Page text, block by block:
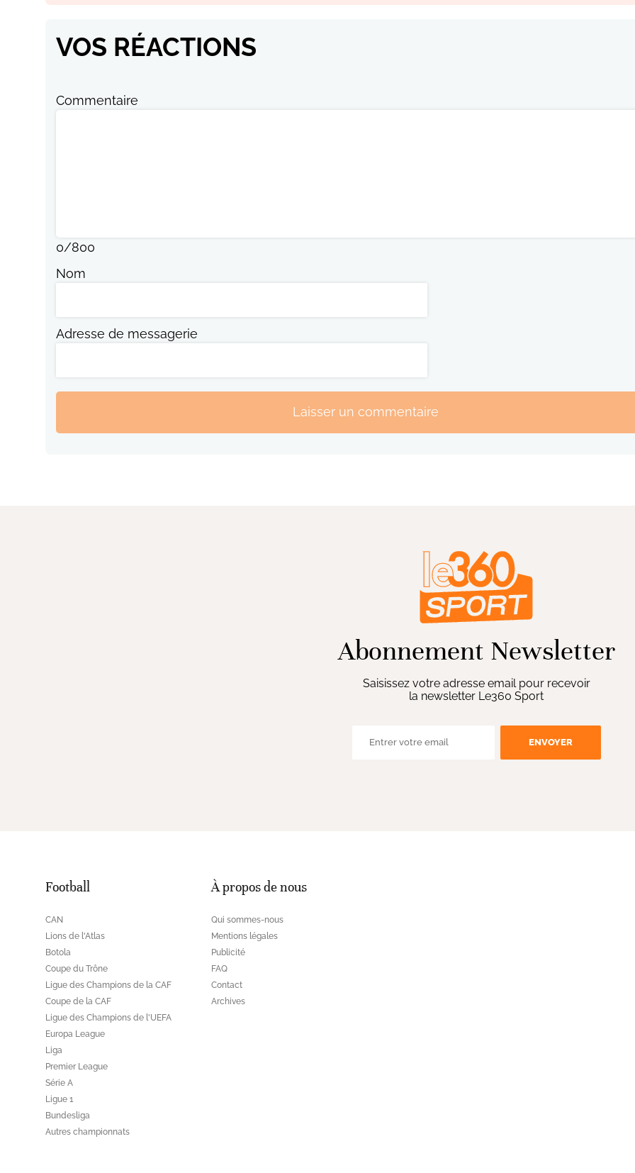
VOS RÉACTIONS
Commentaire
0/800
Nom
Adresse de messagerie
Laisser un commentaire
Abonnement Newsletter
Saisissez votre adresse email pour recevoir
la newsletter Le360 Sport
ENVOYER
Football
CAN
Lions de l'Atlas
Botola
Coupe du Trône
Ligue des Champions de la CAF
Coupe de la CAF
Ligue des Champions de l'UEFA
Europa League
Liga
Premier League
Série A
Ligue 1
Bundesliga
Autres championnats
À propos de nous
Qui sommes-nous
Mentions légales
Publicité
FAQ
Contact
Archives